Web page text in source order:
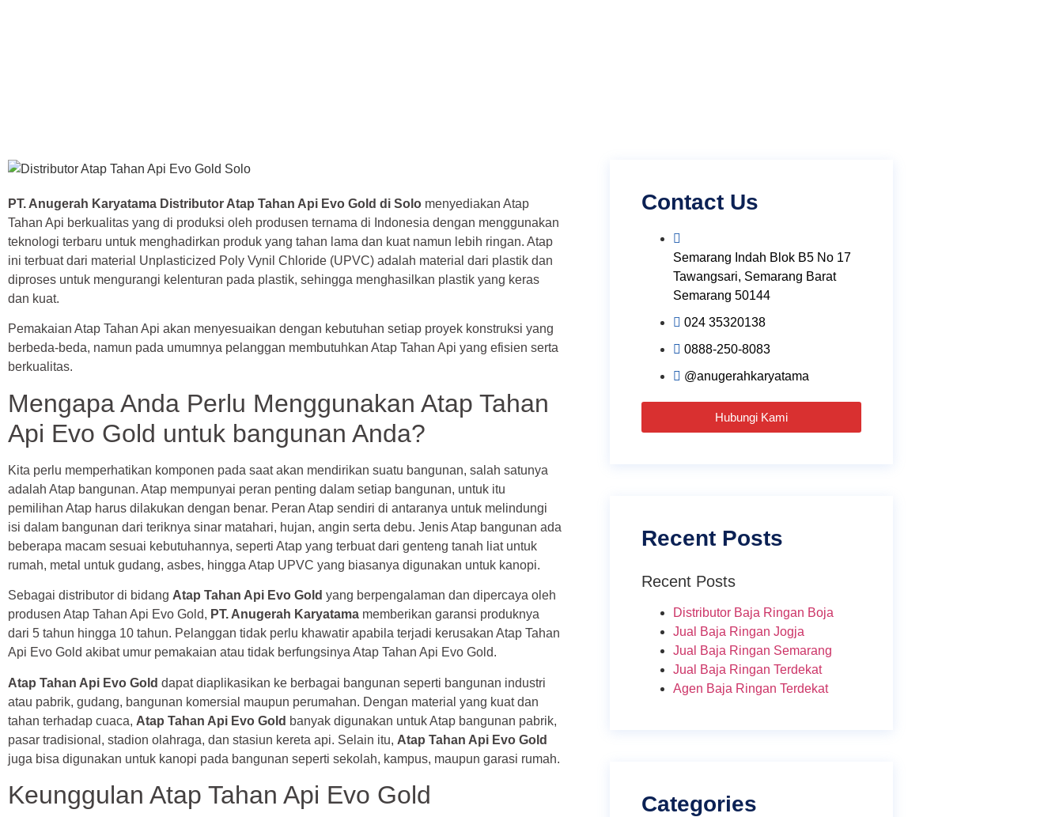
PT. Anugerah Karyatama Distributor Atap Tahan Api Evo Gold di Solo menyediakan Atap
Tahan Api berkualitas yang di produksi oleh produsen ternama di Indonesia dengan menggunakan
teknologi terbaru untuk menghadirkan produk yang tahan lama dan kuat namun lebih ringan. Atap
ini terbuat dari material Unplasticized Poly Vynil Chloride (UPVC) adalah material dari plastik dan
diproses untuk mengurangi kelenturan pada plastik, sehingga menghasilkan plastik yang keras
dan kuat.
Pemakaian Atap Tahan Api akan menyesuaikan dengan kebutuhan setiap proyek konstruksi yang
berbeda-beda, namun pada umumnya pelanggan membutuhkan Atap Tahan Api yang efisien serta
berkualitas.
Mengapa Anda Perlu Menggunakan Atap Tahan
Api Evo Gold untuk bangunan Anda?
Kita perlu memperhatikan komponen pada saat akan mendirikan suatu bangunan, salah satunya
adalah Atap bangunan. Atap mempunyai peran penting dalam setiap bangunan, untuk itu
pemilihan Atap harus dilakukan dengan benar. Peran Atap sendiri di antaranya untuk melindungi
isi dalam bangunan dari teriknya sinar matahari, hujan, angin serta debu. Jenis Atap bangunan ada
beberapa macam sesuai kebutuhannya, seperti Atap yang terbuat dari genteng tanah liat untuk
rumah, metal untuk gudang, asbes, hingga Atap UPVC yang biasanya digunakan untuk kanopi.
Sebagai distributor di bidang Atap Tahan Api Evo Gold yang berpengalaman dan dipercaya oleh
produsen Atap Tahan Api Evo Gold, PT. Anugerah Karyatama memberikan garansi produknya
dari 5 tahun hingga 10 tahun. Pelanggan tidak perlu khawatir apabila terjadi kerusakan Atap Tahan
Api Evo Gold akibat umur pemakaian atau tidak berfungsinya Atap Tahan Api Evo Gold.
Atap Tahan Api Evo Gold dapat diaplikasikan ke berbagai bangunan seperti bangunan industri
atau pabrik, gudang, bangunan komersial maupun perumahan. Dengan material yang kuat dan
tahan terhadap cuaca, Atap Tahan Api Evo Gold banyak digunakan untuk Atap bangunan pabrik,
pasar tradisional, stadion olahraga, dan stasiun kereta api. Selain itu, Atap Tahan Api Evo Gold
juga bisa digunakan untuk kanopi pada bangunan seperti sekolah, kampus, maupun garasi rumah.
Keunggulan Atap Tahan Api Evo Gold
Contact Us
Semarang Indah Blok B5 No 17
Tawangsari, Semarang Barat
Semarang 50144
024 35320138
0888-250-8083
@anugerahkaryatama
Hubungi Kami
Recent Posts
Recent Posts
Distributor Baja Ringan Boja
Jual Baja Ringan Jogja
Jual Baja Ringan Semarang
Jual Baja Ringan Terdekat
Agen Baja Ringan Terdekat
Categories